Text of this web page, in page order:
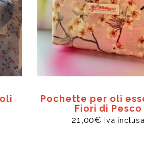
Pochette per oli
Fiori di Pesco
21,00€ Iva inclusa